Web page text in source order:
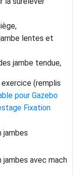
lentes et
jambe tendue,
(remplis
pour Gazebo
Fixation